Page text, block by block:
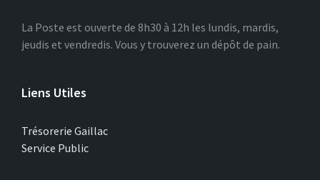
La Poste est ouverte de 8h30 à 12h les lundis, mardis,
jeudis et vendredis. Vous y trouverez un dépôt de pain.
Liens Utiles
Trésorerie Gaillac
Service Public